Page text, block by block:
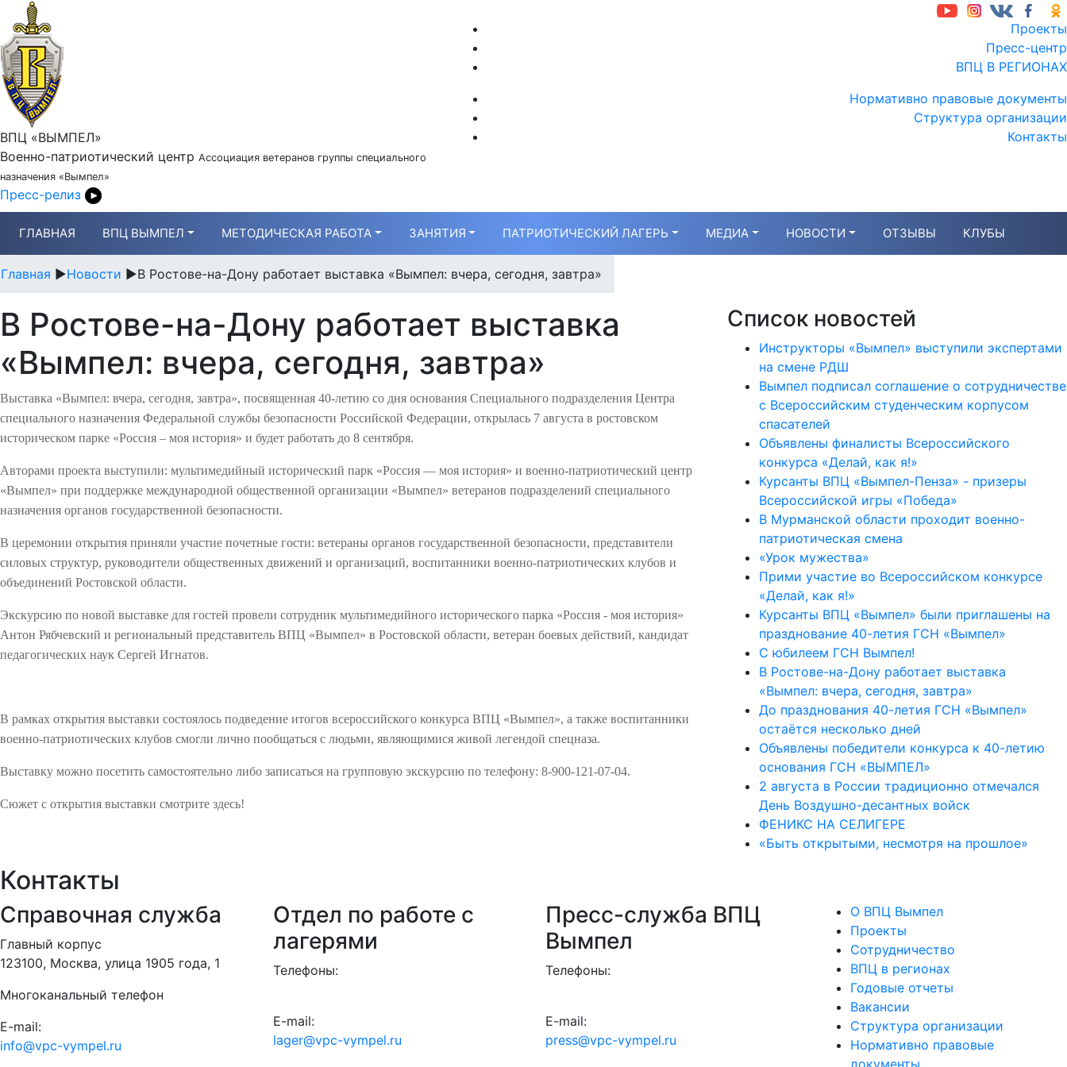
ВПЦ «ВЫМПЕЛ»
Военно-патриотический центр Ассоциация ветеранов группы специального
назначения «Вымпел»
Пресс-релиз
Проекты
Пресс-центр
ВПЦ В РЕГИОНАХ
Нормативно правовые документы
Структура организации
Контакты
ГЛАВНАЯ ВПЦ ВЫМПЕЛ МЕТОДИЧЕСКАЯ РАБОТА ЗАНЯТИЯ ПАТРИОТИЧЕСКИЙ ЛАГЕРЬ МЕДИА НОВОСТИ ОТЗЫВЫ КЛУБЫ
Главная ►Новости ►В Ростове-на-Дону работает выставка «Вымпел: вчера, сегодня, завтра»
В Ростове-на-Дону работает выставка
«Вымпел: вчера, сегодня, завтра»
Выставка «Вымпел: вчера, сегодня, завтра», посвященная 40-летию со дня основания Специального подразделения Центра
специального назначения Федеральной службы безопасности Российской Федерации, открылась 7 августа в ростовском
историческом парке «Россия – моя история» и будет работать до 8 сентября.
Авторами проекта выступили: мультимедийный исторический парк «Россия — моя история» и военно-патриотический центр
«Вымпел» при поддержке международной общественной организации «Вымпел» ветеранов подразделений специального
назначения органов государственной безопасности.
В церемонии открытия приняли участие почетные гости: ветераны органов государственной безопасности, представители
силовых структур, руководители общественных движений и организаций, воспитанники военно-патриотических клубов и
объединений Ростовской области.
Экскурсию по новой выставке для гостей провели сотрудник мультимедийного исторического парка «Россия - моя история»
Антон Рябчевский и региональный представитель ВПЦ «Вымпел» в Ростовской области, ветеран боевых действий, кандидат
педагогических наук Сергей Игнатов.
В рамках открытия выставки состоялось подведение итогов всероссийского конкурса ВПЦ «Вымпел», а также воспитанники
военно-патриотических клубов смогли лично пообщаться с людьми, являющимися живой легендой спецназа.
Выставку можно посетить самостоятельно либо записаться на групповую экскурсию по телефону: 8-900-121-07-04.
Сюжет с открытия выставки смотрите здесь!
Список новостей
Инструкторы «Вымпел» выступили экспертами
на смене РДШ
Вымпел подписал соглашение о сотрудничестве
с Всероссийским студенческим корпусом
спасателей
Объявлены финалисты Всероссийского
конкурса «Делай, как я!»
Курсанты ВПЦ «Вымпел-Пенза» - призеры
Всероссийской игры «Победа»
В Мурманской области проходит военно-
патриотическая смена
«Урок мужества»
Прими участие во Всероссийском конкурсе
«Делай, как я!»
Курсанты ВПЦ «Вымпел» были приглашены на
празднование 40-летия ГСН «Вымпел»
С юбилеем ГСН Вымпел!
В Ростове-на-Дону работает выставка
«Вымпел: вчера, сегодня, завтра»
До празднования 40-летия ГСН «Вымпел»
остаётся несколько дней
Объявлены победители конкурса к 40-летию
основания ГСН «ВЫМПЕЛ»
2 августа в России традиционно отмечался
День Воздушно-десантных войск
ФЕНИКС НА СЕЛИГЕРЕ
«Быть открытыми, несмотря на прошлое»
Контакты
Справочная служба
Главный корпус
123100, Москва, улица 1905 года, 1
Многоканальный телефон
E-mail:
info@vpc-vympel.ru
Отдел по работе с
лагерями
Телефоны:
E-mail:
lager@vpc-vympel.ru
Пресс-служба ВПЦ
Вымпел
Телефоны:
E-mail:
press@vpc-vympel.ru
О ВПЦ Вымпел
Проекты
Сотрудничество
ВПЦ в регионах
Годовые отчеты
Вакансии
Структура организации
Нормативно правовые